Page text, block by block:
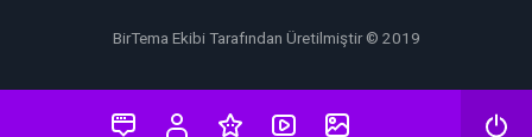
BirTema Ekibi Tarafından Üretilmiştir © 2019